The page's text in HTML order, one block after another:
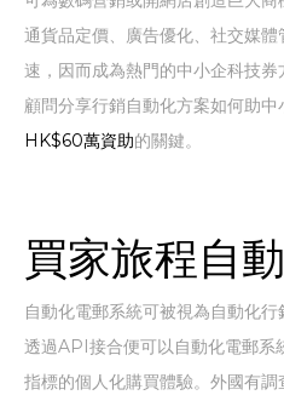
通貨品定價、廣告優化、社交媒
速，因而成為熱門的中小企科技
顧問分享行銷自動化方案如何助
HK$60萬資助的關鍵。
買家旅程自
自動化電郵系統可被視為自動化
透過API接合便可以自動化電郵系
指標的個人化購買體驗。外國有調